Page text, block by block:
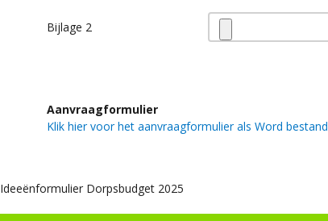
Bijlage 2
Aanvraagformulier
Klik hier voor het aanvraagformulier als Word bestand
Ideeënformulier Dorpsbudget 2025